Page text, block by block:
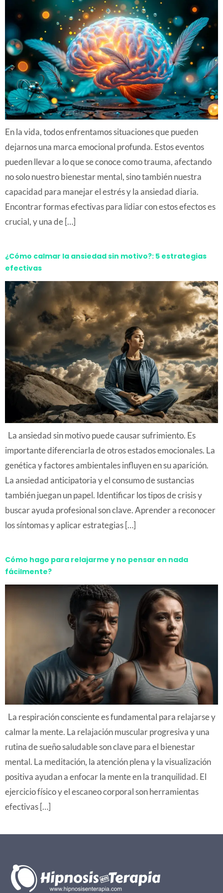
En la vida, todos enfrentamos situaciones que pueden
dejarnos una marca emocional profunda. Estos eventos
pueden llevar a lo que se conoce como trauma, afectando
no solo nuestro bienestar mental, sino también nuestra
capacidad para manejar el estrés y la ansiedad diaria.
Encontrar formas efectivas para lidiar con estos efectos es
crucial, y una de […]
¿Cómo calmar la ansiedad sin motivo?: 5 estrategias
efectivas
La ansiedad sin motivo puede causar sufrimiento. Es
importante diferenciarla de otros estados emocionales. La
genética y factores ambientales influyen en su aparición.
La ansiedad anticipatoria y el consumo de sustancias
también juegan un papel. Identificar los tipos de crisis y
buscar ayuda profesional son clave. Aprender a reconocer
los síntomas y aplicar estrategias […]
Cómo hago para relajarme y no pensar en nada
fácilmente?
La respiración consciente es fundamental para relajarse y
calmar la mente. La relajación muscular progresiva y una
rutina de sueño saludable son clave para el bienestar
mental. La meditación, la atención plena y la visualización
positiva ayudan a enfocar la mente en la tranquilidad. El
ejercicio físico y el escaneo corporal son herramientas
efectivas […]